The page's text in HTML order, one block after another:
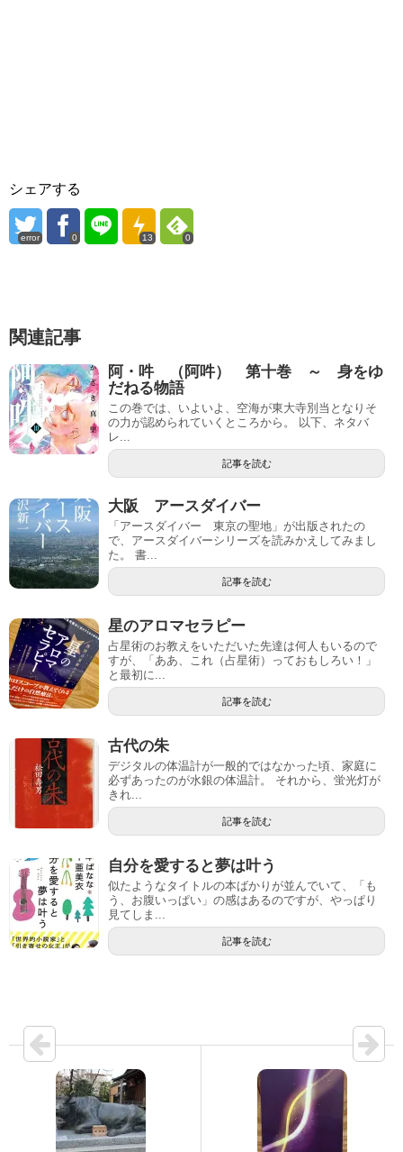
シェアする
error 0 13 0
関連記事
阿・吽 （阿吽） 第十巻 ～ 身をゆ
だねる物語
この巻では、いよいよ、空海が東大寺別当となりそ
の力が認められていくところから。 以下、ネタバ
レ...
記事を読む
大阪 アースダイバー
「アースダイバー 東京の聖地」が出版されたの
で、アースダイバーシリーズを読みかえしてみまし
た。 書...
記事を読む
星のアロマセラピー
占星術のお教えをいただいた先達は何人もいるので
すが、「ああ、これ（占星術）っておもしろい！」
と最初に...
記事を読む
古代の朱
デジタルの体温計が一般的ではなかった頃、家庭に
必ずあったのが水銀の体温計。 それから、蛍光灯が
きれ...
記事を読む
自分を愛すると夢は叶う
似たようなタイトルの本ばかりが並んでいて、「も
う、お腹いっぱい」の感はあるのですが、やっぱり
見てしま...
記事を読む